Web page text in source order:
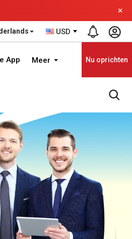
×
USD
App Meer Nu oprichten